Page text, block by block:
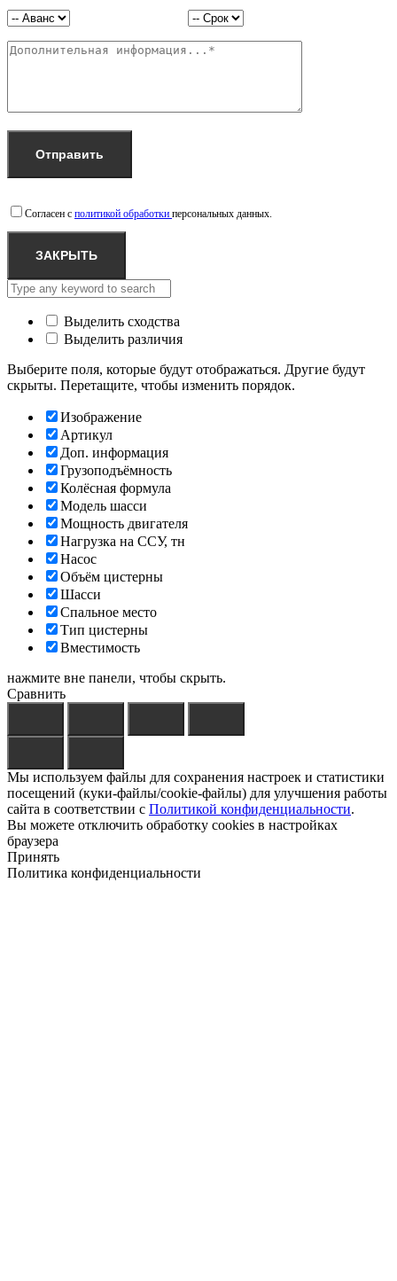
Согласен с политикой обработки персональных данных.
ЗАКРЫТЬ
Выделить сходства
Выделить различия
Выберите поля, которые будут отображаться. Другие будут
скрыты. Перетащите, чтобы изменить порядок.
Изображение
Артикул
Доп. информация
Грузоподъёмность
Колёсная формула
Модель шасси
Мощность двигателя
Нагрузка на ССУ, тн
Насос
Объём цистерны
Шасси
Спальное место
Тип цистерны
Вместимость
нажмите вне панели, чтобы скрыть.
Сравнить
Мы используем файлы для сохранения настроек и статистики
посещений (куки-файлы/cookie-файлы) для улучшения работы
сайта в соответствии с Политикой конфиденциальности.
Вы можете отключить обработку cookies в настройках
браузера
Принять
Политика конфиденциальности